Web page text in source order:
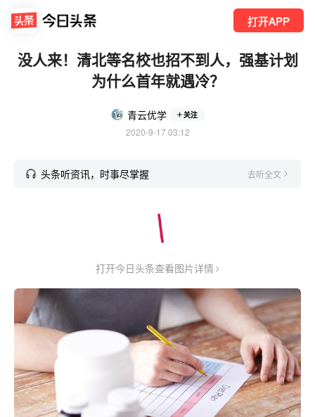
打开APP
没人来！清北等名校也招不到人，强基计划
为什么首年就遇冷？
青云优学 关注
2020-9-17 03:12
头条听资讯，时事尽掌握 去听全文
打开今日头条查看图片详情